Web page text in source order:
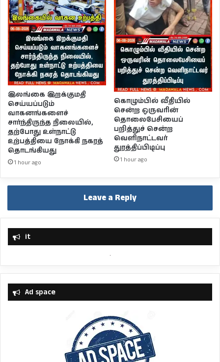
இலங்கை இறக்குமதி
செய்யப்படும்
வாகனங்களைச்
சார்ந்திருந்த நிலையில்,
தற்போது உள்நாட்டு
உற்பத்தியை நோக்கி நகரத்
தொடங்கியது
1 hour ago
கொழும்பில் வீதியில்
சென்ற ஒருவரின்
தொலைபேசியைப்
பறித்துச் சென்ற
வெளிநாட்டவர்
துரத்திப்பிடிப்பு
1 hour ago
Leave a Reply
it
Ad space